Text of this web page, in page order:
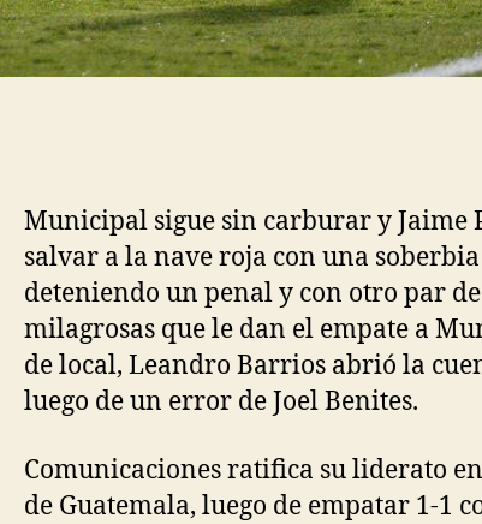
Municipal sigue sin carburar y Jaime
salvar a la nave roja con una
deteniendo un penal y con otro par
milagrosas que le dan el empate a
de local, Leandro Barrios abrió la
luego de un error de Joel Benites.
Comunicaciones ratifica su liderato
de Guatemala, luego de empatar 1-1